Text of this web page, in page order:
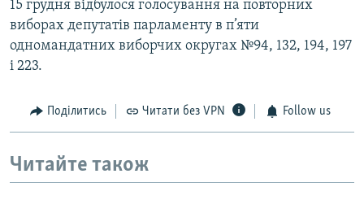
15 грудня відбулося голосування на повторних
виборах депутатів парламенту в п’яти
одномандатних виборчих округах №94, 132, 194, 197
і 223.
Поділитись Читати без VPN Follow us
Читайте також